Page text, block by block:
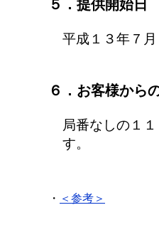
５．提供開始日
平成１３年７月
６．お客様から
局番なしの１
す。
・ ＜参考＞